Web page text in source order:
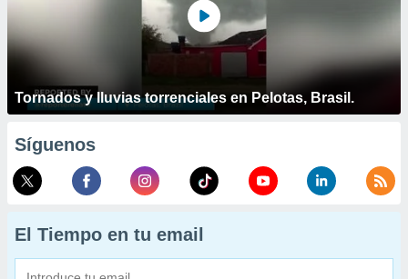
Tornados y lluvias torrenciales en Pelotas, Brasil.
Síguenos
El Tiempo en tu email